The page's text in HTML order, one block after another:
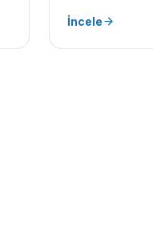
İncele